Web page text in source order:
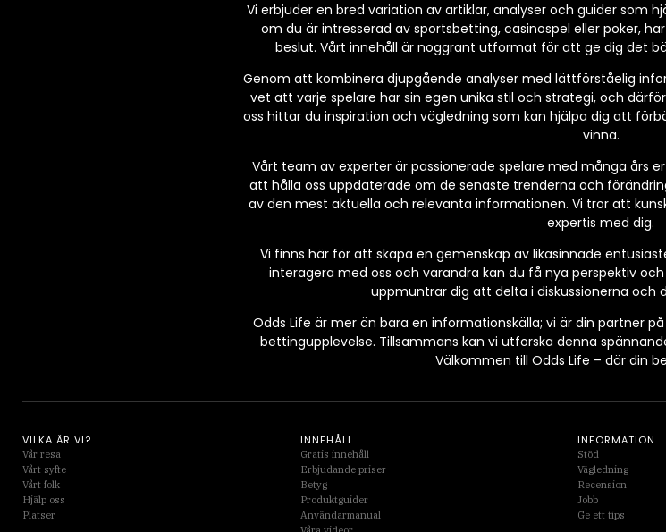
Vi erbjuder en bred variation av artiklar, analyser och guider som
om du är intresserad av sportsbetting, casinospel eller poker,
beslut. Vårt innehåll är noggrant utformat för att ge dig det
Genom att kombinera djupgående analyser med lättförståelig
vet att varje spelare har sin egen unika stil och strategi, och
oss hittar du inspiration och vägledning som kan hjälpa dig att
vinna.
Vårt team av experter är passionerade spelare med många års
att hålla oss uppdaterade om de senaste trenderna och
av den mest aktuella och relevanta informationen. Vi tror att
expertis med dig.
Vi finns här för att skapa en gemenskap av likasinnade
interagera med oss och varandra kan du få nya perspektiv
uppmuntrar dig att delta i diskussionerna och
Odds Life är mer än bara en informationskälla; vi är din partner
bettingupplevelse. Tillsammans kan vi utforska denna
Välkommen till Odds Life – där din
VILKA ÄR VI?
Vår resa
Vårt syfte
Vårt folk
Hjälp oss
Platser
INNEHÅLL
Gratis innehåll
Erbjudande priser
Betyg
Produktguider
Användarmanual
INFORMATION
Stöd
Vägledning
Recension
Jobb
Ge ett tips